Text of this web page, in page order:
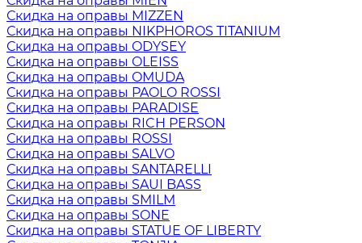
Скидка на оправы MIZZEN
Скидка на оправы NIKPHOROS TITANIUM
Скидка на оправы ODYSEY
Скидка на оправы OLEISS
Скидка на оправы OMUDA
Скидка на оправы PAOLO ROSSI
Скидка на оправы PARADISE
Скидка на оправы RICH PERSON
Скидка на оправы ROSSI
Скидка на оправы SALVO
Скидка на оправы SANTARELLI
Скидка на оправы SAUI BASS
Скидка на оправы SMILM
Скидка на оправы SONE
Скидка на оправы STATUE OF LIBERTY